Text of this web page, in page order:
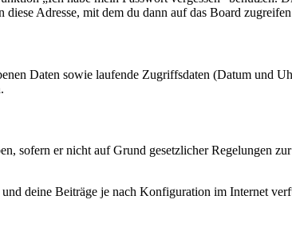
Adresse, mit dem du dann auf das Board
Daten sowie laufende Zugriffsdaten (Datum und
sofern er nicht auf Grund gesetzlicher Regelungen
deine Beiträge je nach Konfiguration im Internet